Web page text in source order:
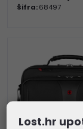
Šifra:68497
Lost.hr